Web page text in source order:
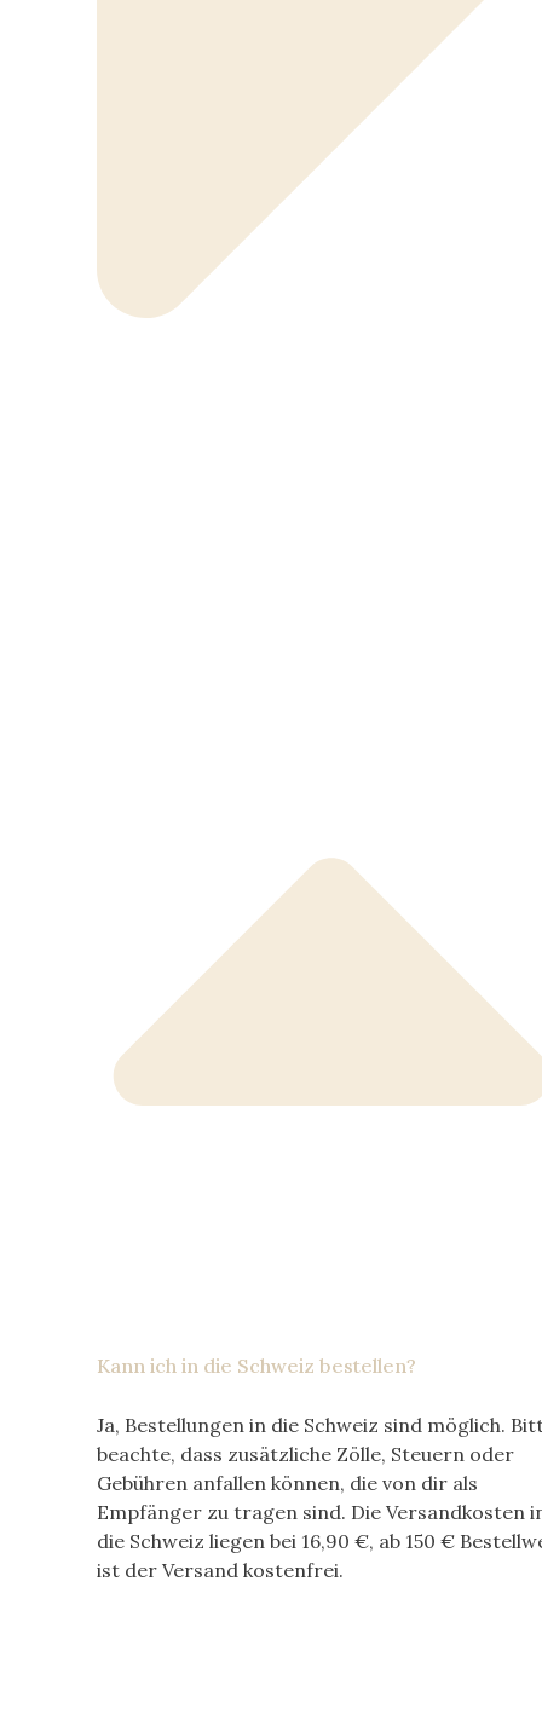
Kann ich in die Schweiz bestellen?
Ja, Bestellungen in die Schweiz sind möglich.
beachte, dass zusätzliche Zölle, Steuern oder
Gebühren anfallen können, die von dir als
Empfänger zu tragen sind. Die Versandkosten
die Schweiz liegen bei 16,90 €, ab 150 €
ist der Versand kostenfrei.